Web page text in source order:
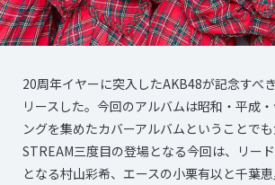
20周年イヤーに突入したAKB48が記念すべ
リースした。今回のアルバムは昭和・平成
ングを集めたカバーアルバムということでも
STREAM三度目の登場となる今回は、リー
となる村山彩希、エースの小栗有以と千葉